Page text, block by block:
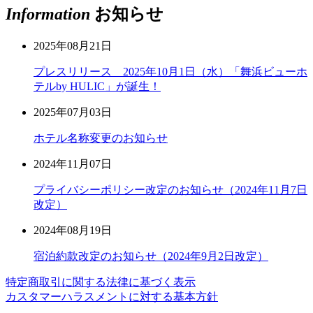
Information お知らせ
2025年08月21日
プレスリリース 2025年10月1日（水）「舞浜ビューホ
テルby HULIC」が誕生！
2025年07月03日
ホテル名称変更のお知らせ
2024年11月07日
プライバシーポリシー改定のお知らせ（2024年11月7日
改定）
2024年08月19日
宿泊約款改定のお知らせ（2024年9月2日改定）
特定商取引に関する法律に基づく表示
カスタマーハラスメントに対する基本方針